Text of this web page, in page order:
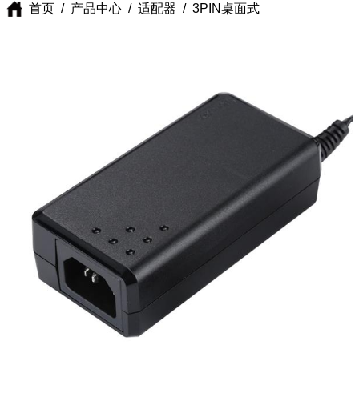
首页 / 产品中心 / 适配器 / 3PIN桌面式